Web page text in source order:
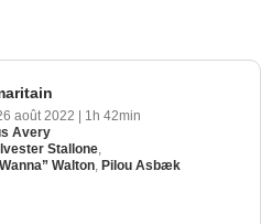
août 2022
1h 42min
Avery
Stallone,
Walton, Pilou Asbæk